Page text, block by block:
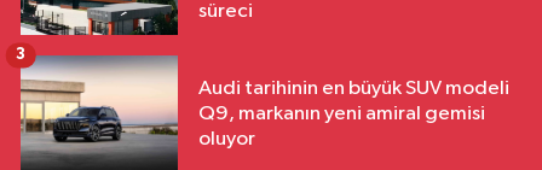
süreci
Audi tarihinin en büyük SUV modeli
Q9, markanın yeni amiral gemisi
oluyor
3